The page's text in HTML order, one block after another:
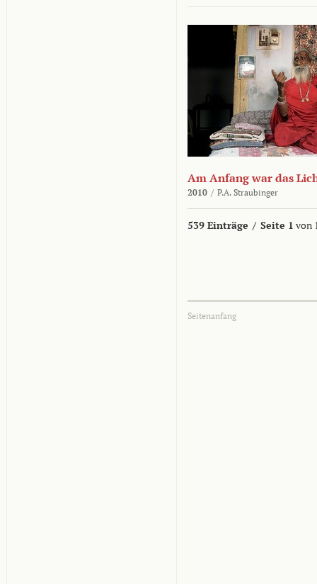
Am Anfang war das
2010 / P.A. Straubinger
539 Einträge / Seite 1 von
Seitenanfang